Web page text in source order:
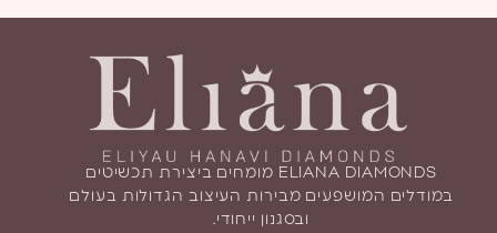
ELIANA DIAMONDS מומחים ביצירת תכשיטים
במודלים המושפעים מבירות העיצוב הגדולות בעולם
ובסגנון ייחודי.